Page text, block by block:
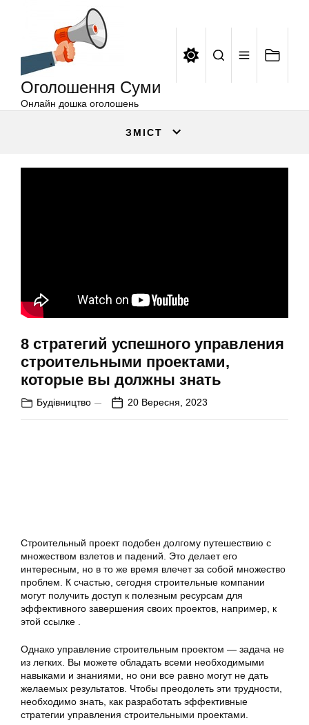
Оголошення Суми
Онлайн дошка оголошень
ЗМІСТ
8 стратегий успешного управления
строительными проектами,
которые вы должны знать
Будівництво 20 Вересня, 2023
Строительный проект подобен долгому путешествию с
множеством взлетов и падений. Это делает его
интересным, но в то же время влечет за собой множество
проблем. К счастью, сегодня строительные компании
могут получить доступ к полезным ресурсам для
эффективного завершения своих проектов, например, к
этой ссылке .
Однако управление строительным проектом — задача не
из легких. Вы можете обладать всеми необходимыми
навыками и знаниями, но они все равно могут не дать
желаемых результатов. Чтобы преодолеть эти трудности,
необходимо знать, как разработать эффективные
стратегии управления строительными проектами.